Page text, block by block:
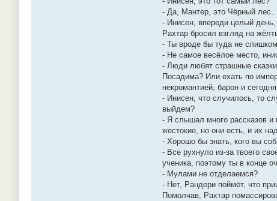
- Да, Мантер, это Чёрный
- Инисен, впереди целый
Рахтар бросил взгляд на
- Ты вроде бы туда не
- Не самое весёлое место,
- Люди любят страшные
Посадима? Или ехать по
некромантией, барон и
- Инисен, что случилось, то
выйдем?
- Я слышал много рассказов и
жестокие, но они есть, и их
- Хорошо бы знать, кого вы
- Все рухнуло из-за твоего
ученика, поэтому ты в конце
- Мулами не отделаемся?
- Нет, Рандери поймёт, что
Помолчав, Рахтар